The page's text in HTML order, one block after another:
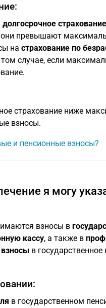
долгосрочное страхование
превышают
на страхование по
случае, если
страхование ниже
взносы.
и пенсионные взносы?
я могу
взносы в
кассу, а также в
в государственное
в государственном